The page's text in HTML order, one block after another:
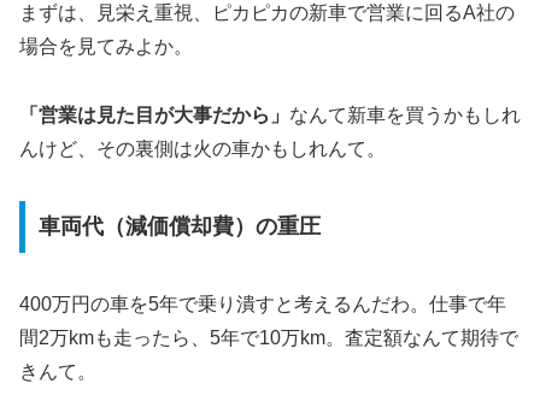
まずは、見栄え重視、ピカピカの新車で営業に回るA社の
場合を見てみよか。
「営業は見た目が大事だから」 なんて新車を買うかもしれ
んけど、その裏側は火の車かもしれんて。
車両代（減価償却費）の重圧
400万円の車を5年で乗り潰すと考えるんだわ。仕事で年
間2万kmも走ったら、5年で10万km。査定額なんて期待で
きんて。